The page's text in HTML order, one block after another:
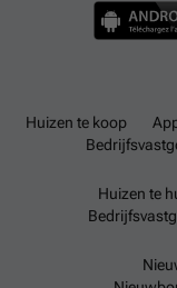
rijden van het
Huizen te koop
Huizen te